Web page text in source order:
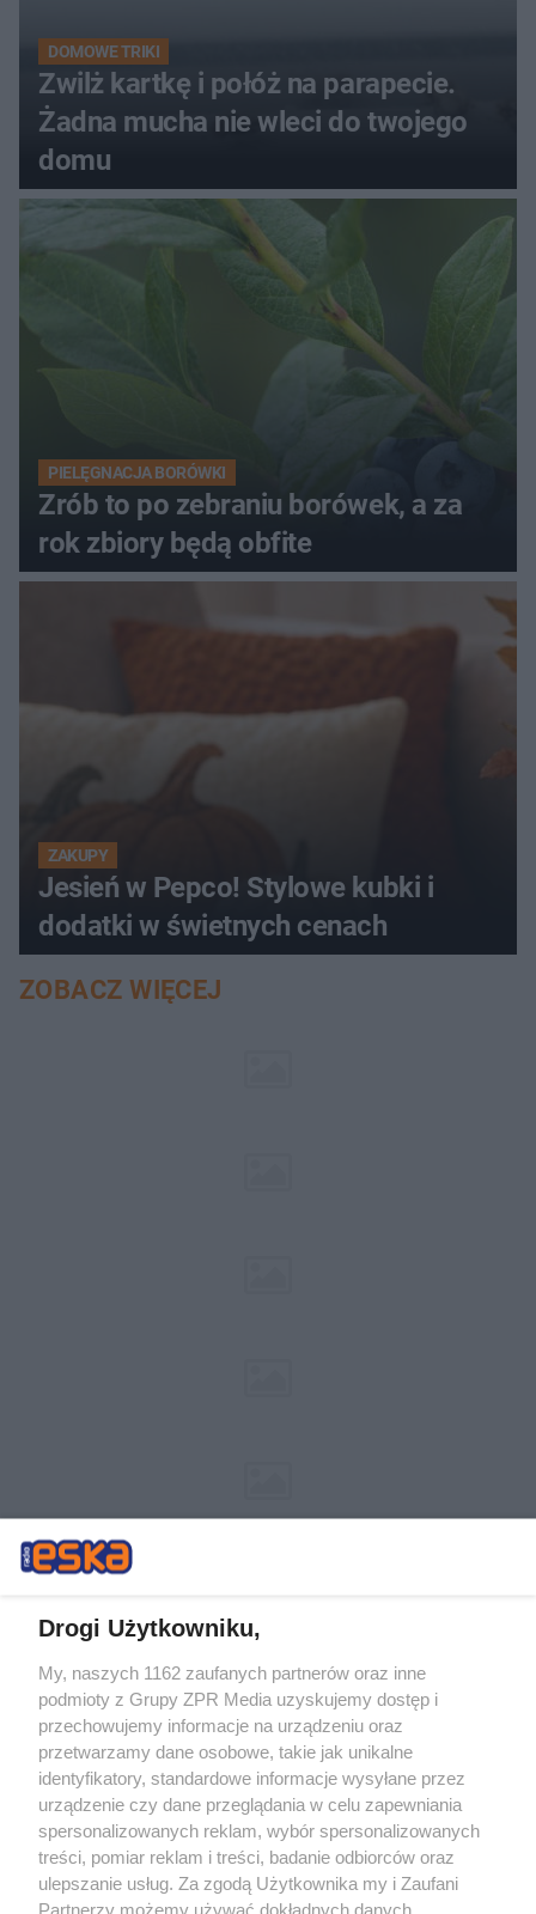
DOMOWE TRIKI
Zwilż kartkę i połóż na parapecie.
Żadna mucha nie wleci do twojego
domu
PIELĘGNACJA BORÓWKI
Zrób to po zebraniu borówek, a za
rok zbiory będą obfite
ZAKUPY
Jesień w Pepco! Stylowe kubki i
dodatki w świetnych cenach
ZOBACZ WIĘCEJ
Żaden utwór zamieszczony w serwisie nie może być powielany i
rozpowszechniany lub dalej rozpowszechniany w jakikolwiek sposób (w
tym także elektroniczny lub mechaniczny) na jakimkolwiek polu
eksploatacji w jakiejkolwiek formie, włącznie z umieszczaniem w
Internecie bez pisemnej zgody właściciela praw. Jakiekolwiek użycie lub
wykorzystanie utworów w całości lub w części z naruszeniem prawa,
tzn. bez właściwej zgody, jest zabronione pod groźbą kary i może być
ścigane prawnie.
Drogi Użytkowniku,
My, naszych 1162 zaufanych partnerów oraz inne
podmioty z Grupy ZPR Media uzyskujemy dostęp i
przechowujemy informacje na urządzeniu oraz
przetwarzamy dane osobowe, takie jak unikalne
identyfikatory, standardowe informacje wysyłane przez
urządzenie czy dane przeglądania w celu zapewniania
spersonalizowanych reklam, wybór spersonalizowanych
treści, pomiar reklam i treści, badanie odbiorców oraz
ulepszanie usług. Za zgodą Użytkownika my i Zaufani
Partnerzy możemy używać dokładnych danych